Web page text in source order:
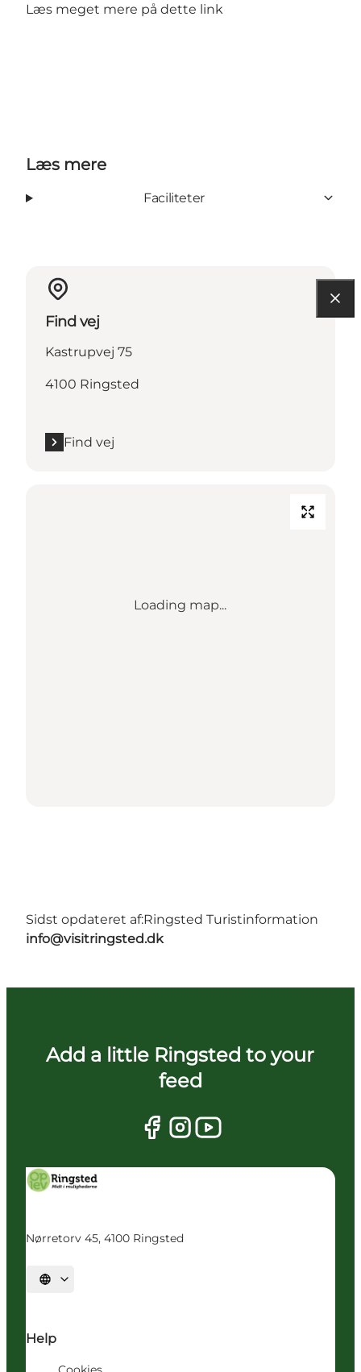
Læs meget mere på dette link
Læs mere
Faciliteter
Find vej
Kastrupvej 75
4100 Ringsted
Find vej
Loading map...
Sidst opdateret af:Ringsted Turistinformation
info@visitringsted.dk
Add a little Ringsted to your
feed
Nørretorv 45, 4100 Ringsted
Vælg sprog
Help